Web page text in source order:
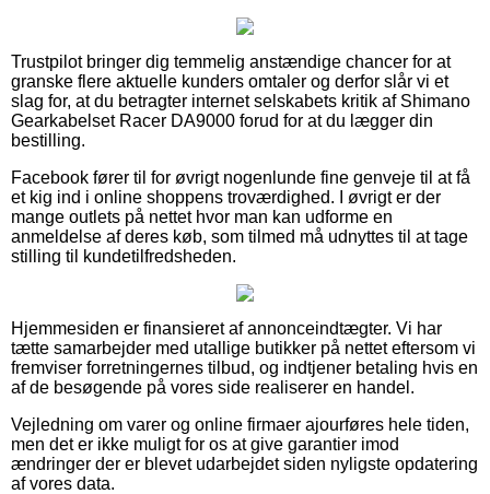
Trustpilot bringer dig temmelig anstændige chancer for at
granske flere aktuelle kunders omtaler og derfor slår vi et
slag for, at du betragter internet selskabets kritik af Shimano
Gearkabelset Racer DA9000 forud for at du lægger din
bestilling.
Facebook fører til for øvrigt nogenlunde fine genveje til at få
et kig ind i online shoppens troværdighed. I øvrigt er der
mange outlets på nettet hvor man kan udforme en
anmeldelse af deres køb, som tilmed må udnyttes til at tage
stilling til kundetilfredsheden.
Hjemmesiden er finansieret af annonceindtægter. Vi har
tætte samarbejder med utallige butikker på nettet eftersom vi
fremviser forretningernes tilbud, og indtjener betaling hvis en
af de besøgende på vores side realiserer en handel.
Vejledning om varer og online firmaer ajourføres hele tiden,
men det er ikke muligt for os at give garantier imod
ændringer der er blevet udarbejdet siden nyligste opdatering
af vores data.